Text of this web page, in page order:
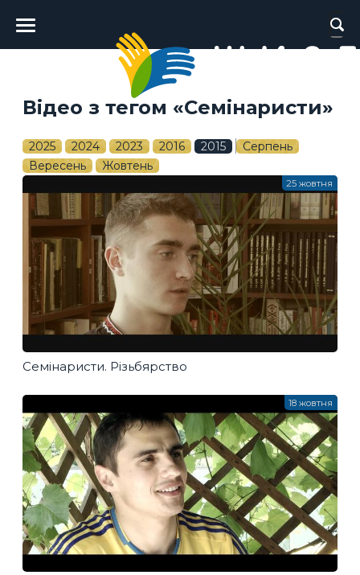
Головне
меню
Відео з тегом «Семінаристи»
2025 2024 2023 2016 2015
Серпень
Вересень
Жовтень
Семінаристи. Різьбярство
25 жовтня
18 жовтня